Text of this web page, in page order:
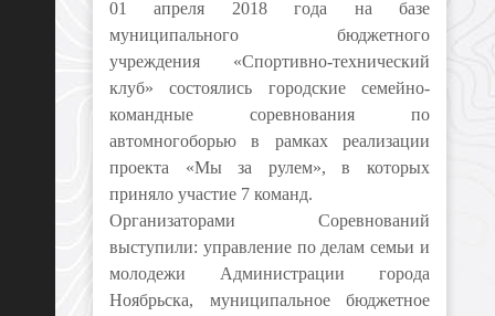
01 апреля 2018 года на базе
муниципального бюджетного
учреждения «Спортивно-технический
клуб» состоялись городские семейно-
командные соревнования по
автомногоборью в рамках реализации
проекта «Мы за рулем», в которых
приняло участие 7 команд.
Организаторами Соревнований
выступили: управление по делам семьи и
молодежи Администрации города
Ноябрьска, муниципальное бюджетное